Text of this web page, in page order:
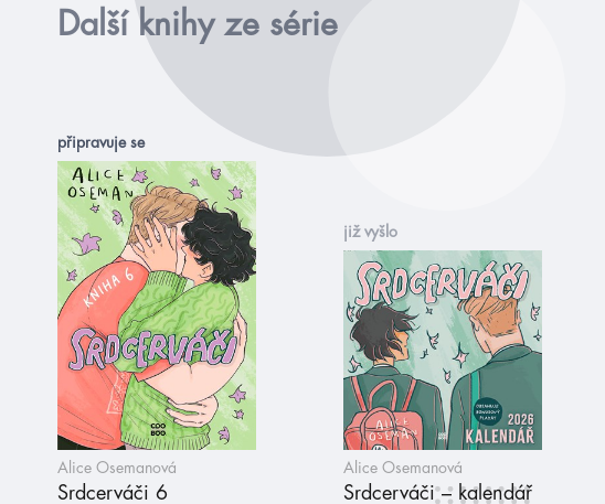
Další knihy ze série
připravuje se
Alice Osemanová
Srdcerváči 6
již vyšlo
Alice Osemanová
Srdcerváči – kalendář